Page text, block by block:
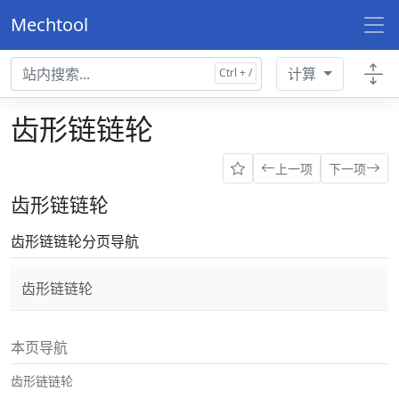
Mechtool
计算
齿形链链轮
上一项 下一项
齿形链链轮
齿形链链轮分页导航
齿形链链轮
本页导航
齿形链链轮